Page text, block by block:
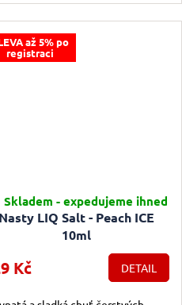
až 5% po
registraci
Nasty LIQ Salt - Peach ICE
10ml
Skladem - expedujeme ihned
Kč DETAIL